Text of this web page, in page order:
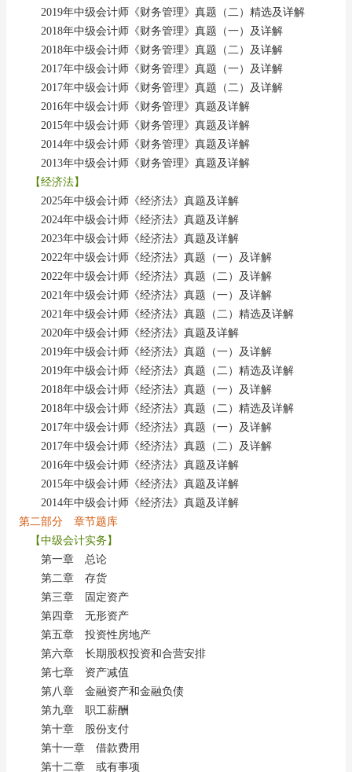
2019年中级会计师《财务管理》真题（二）精选及详解
2018年中级会计师《财务管理》真题（一）及详解
2018年中级会计师《财务管理》真题（二）及详解
2017年中级会计师《财务管理》真题（一）及详解
2017年中级会计师《财务管理》真题（二）及详解
2016年中级会计师《财务管理》真题及详解
2015年中级会计师《财务管理》真题及详解
2014年中级会计师《财务管理》真题及详解
2013年中级会计师《财务管理》真题及详解
【经济法】
2025年中级会计师《经济法》真题及详解
2024年中级会计师《经济法》真题及详解
2023年中级会计师《经济法》真题及详解
2022年中级会计师《经济法》真题（一）及详解
2022年中级会计师《经济法》真题（二）及详解
2021年中级会计师《经济法》真题（一）及详解
2021年中级会计师《经济法》真题（二）精选及详解
2020年中级会计师《经济法》真题及详解
2019年中级会计师《经济法》真题（一）及详解
2019年中级会计师《经济法》真题（二）精选及详解
2018年中级会计师《经济法》真题（一）及详解
2018年中级会计师《经济法》真题（二）精选及详解
2017年中级会计师《经济法》真题（一）及详解
2017年中级会计师《经济法》真题（二）及详解
2016年中级会计师《经济法》真题及详解
2015年中级会计师《经济法》真题及详解
2014年中级会计师《经济法》真题及详解
第二部分 章节题库
【中级会计实务】
第一章 总论
第二章 存货
第三章 固定资产
第四章 无形资产
第五章 投资性房地产
第六章 长期股权投资和合营安排
第七章 资产减值
第八章 金融资产和金融负债
第九章 职工薪酬
第十章 股份支付
第十一章 借款费用
第十二章 或有事项